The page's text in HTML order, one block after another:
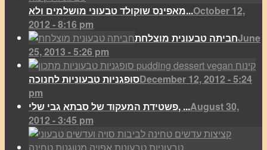
מאפינס שוקולד טבעוני מושלמים ולא...October 12,
2012 - 8:16 pm
חביתה טבעונית מוצלחתJune
25, 2013 - 5:26 pm
סופגניות טבעוניות לחנוכהDecember 12, 2012 - 5:24
pm
פשטידת המעקוד של סבתא גבי שלי, ...August 30,
2012 - 3:45 pm